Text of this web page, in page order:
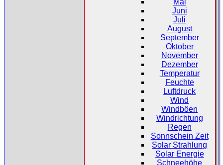
Juni
Juli
August
September
Oktober
November
Dezember
Temperatur
Feuchte
Luftdruck
Wind
Windböen
Windrichtung
Regen
Sonnschein Zeit
Solar Strahlung
Solar Energie
Schneehöhe